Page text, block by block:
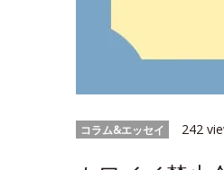
コラム&エッセイ 242